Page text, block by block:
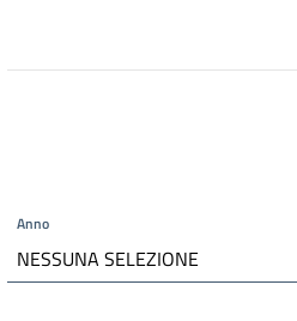
Anno
NESSUNA SELEZIONE